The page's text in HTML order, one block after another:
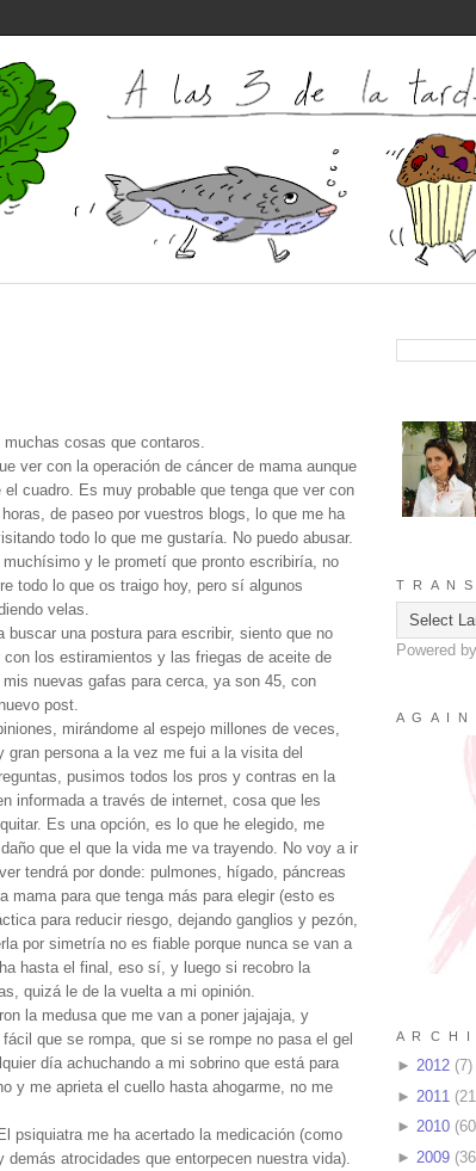
cosas que contaros.
ver con la operación de cáncer de mama aunque
cuadro. Es muy probable que tenga que ver con
de paseo por vuestros blogs, lo que me ha
todo lo que me gustaría. No puedo abusar.
y le prometí que pronto escribiría, no
todo lo que os traigo hoy, pero sí algunos
velas.
una postura para escribir, siento que no
los estiramientos y las friegas de aceite de
nuevas gafas para cerca, ya son 45, con
post.
mirándome al espejo millones de veces,
persona a la vez me fui a la visita del
pusimos todos los pros y contras en la
informada a través de internet, cosa que les
Es una opción, es lo que he elegido, me
que el que la vida me va trayendo. No voy a ir
tendrá por donde: pulmones, hígado, páncreas
mama para que tenga más para elegir (esto es
para reducir riesgo, dejando ganglios y pezón,
por simetría no es fiable porque nunca se van a
hasta el final, eso sí, y luego si recobro la
quizá le de la vuelta a mi opinión.
la medusa que me van a poner jajajaja, y
que se rompa, que si se rompe no pasa el gel
día achuchando a mi sobrino que está para
y me aprieta el cuello hasta ahogarme, no me
psiquiatra me ha acertado la medicación (como
atrocidades que entorpecen nuestra vida).
T R A N
Powered by
A G A I N
A R C H I
► 2012 (7)
► 2011 (21
► 2010 (60
► 2009 (36